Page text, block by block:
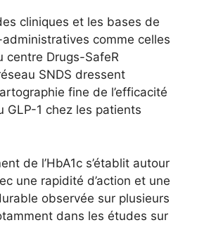
cliniques et les bases de
comme celles
centre Drugs-SafeR
SNDS dressent
fine de l’efficacité
GLP-1 chez les patients
de l’HbA1c s’établit autour
une rapidité d’action et une
observée sur plusieurs
dans les études sur